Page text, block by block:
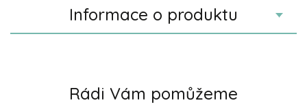
Informace o produktu
Rádi Vám pomůžeme